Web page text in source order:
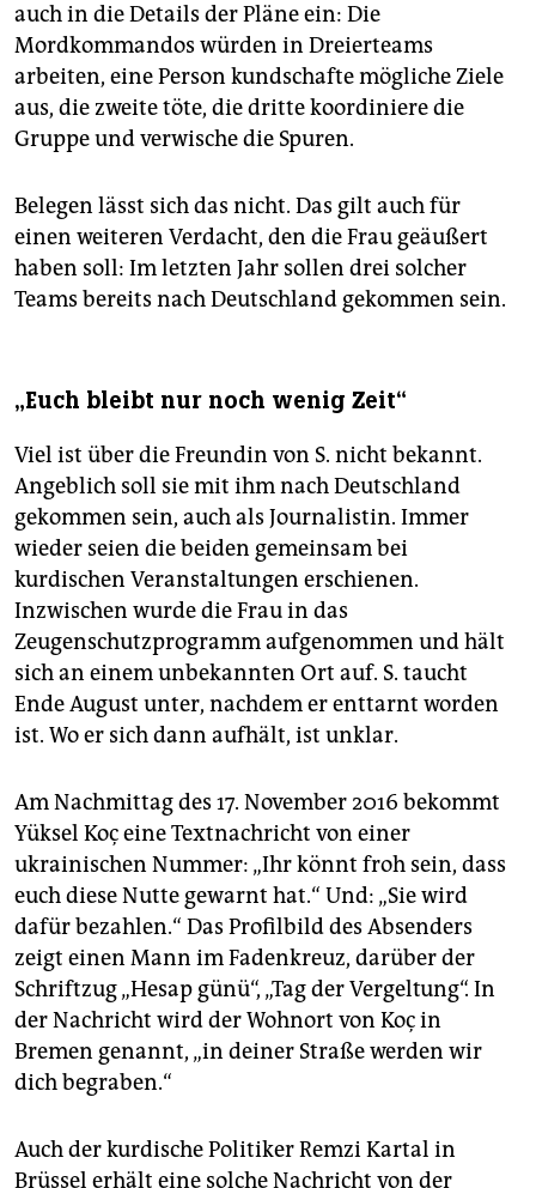
auch in die Details der Pläne ein: Die
Mordkommandos würden in Dreier­teams
arbeiten, eine Person kundschafte mögliche Ziele
aus, die zweite töte, die dritte koordiniere die
Gruppe und verwische die Spuren.
Belegen lässt sich das nicht. Das gilt auch für
einen weiteren Verdacht, den die Frau geäußert
haben soll: Im letzten Jahr sollen drei solcher
Teams bereits nach Deutschland gekommen sein.
„Euch bleibt nur noch wenig Zeit“
Viel ist über die Freundin von S. nicht bekannt.
Angeblich soll sie mit ihm nach Deutschland
gekommen sein, auch als Journalistin. Immer
wieder seien die beiden gemeinsam bei
kurdischen Veranstaltungen erschienen.
Inzwischen wurde die Frau in das
Zeugenschutzprogramm aufgenommen und hält
sich an einem unbekannten Ort auf. S. taucht
Ende August unter, nachdem er enttarnt worden
ist. Wo er sich dann aufhält, ist unklar.
Am Nachmittag des 17. November 2016 bekommt
Yüksel Koç eine Textnachricht von einer
ukrainischen Nummer: „Ihr könnt froh sein, dass
euch diese Nutte gewarnt hat.“ Und: „Sie wird
dafür bezahlen.“ Das Profilbild des Absenders
zeigt einen Mann im Fadenkreuz, darüber der
Schriftzug „Hesap günü“, „Tag der Vergeltung“. In
der Nachricht wird der Wohnort von Koç in
Bremen genannt, „in deiner Straße werden wir
dich begraben.“
Auch der kurdische Politiker Remzi Kartal in
Brüssel erhält eine solche Nachricht von der